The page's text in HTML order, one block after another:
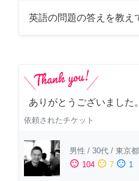
英語の問題の答えを教え
ありがとうございました
依頼されたチケット
男性 / 30代 / 東京都
sentiment_satisfied 104 sentiment_neutral 7 sentiment_dissatisfied 1